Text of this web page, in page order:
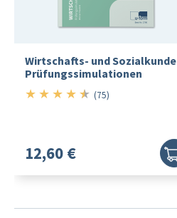
Wirtschafts- und Sozialkunde
Prüfungssimulationen
★ ★ ★ ★ ★ 4.5/5
(75)
12,60 €